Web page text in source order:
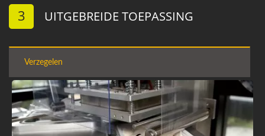
3 UITGEBREIDE TOEPASSING
Verzegelen